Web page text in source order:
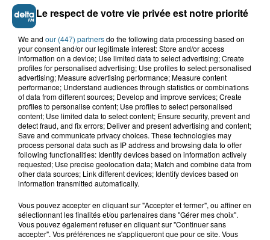
13h28
Athlétisme, Boulogne-sur-Mer : Jimmy Gressier
visera le doublé 5...
13h23
Dunes
Le respect de votre vie privée est notre priorité
We and our (447) partnersdo the following data processing based on
your consent and/or our legitimate interest: Store and/or access
information on a device; Use limited data to select advertising; Create
profiles for personalised advertising; Use profiles to select personalised
advertising; Measure advertising performance; Measure content
performance; Understand audiences through statistics or combinations
of data from different sources; Develop and improve services; Create
profiles to personalise content; Use profiles to select personalised
content; Use limited data to select content; Ensure security, prevent and
detect fraud, and fix errors; Deliver and present advertising and content;
Save and communicate privacy choices. These technologies may
process personal data such as IP address and browsing data to offer
following functionalities: Identify devices based on information actively
requested; Use precise geolocation data; Match and combine data from
other data sources; Link different devices; Identify devices based on
information transmitted automatically.
Vous pouvez accepter en cliquant sur "Accepter et fermer", ou affiner en
sélectionnant les finalités et/ou partenaires dans "Gérer mes choix".
Vous pouvez également refuser en cliquant sur "Continuer sans
accepter". Vos préférences ne s'appliqueront que pour ce site. Vous